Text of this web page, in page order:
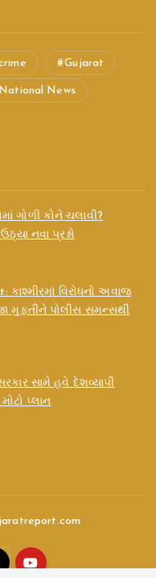
Gujarat
National News
ગોળી કોને ચલાવી?
નવા પ્રશ્નો
વિરોધનો અવાજ
મુફ્તીને પોલીસ સમન્સથી
સામે હવે દેશવ્યાપી
પ્લાન